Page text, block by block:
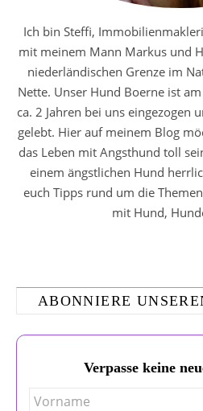
Ich bin Steffi,
mit meinem Mann Markus und
niederländischen Grenze im
Nette. Unser Hund Boerne ist
ca. 2 Jahren bei uns eingezogen
gelebt. Hier auf meinem Blog
das Leben mit Angsthund toll
einem ängstlichen Hund
euch Tipps rund um die
mit Hund,
ABONNIERE
Verpasse keine